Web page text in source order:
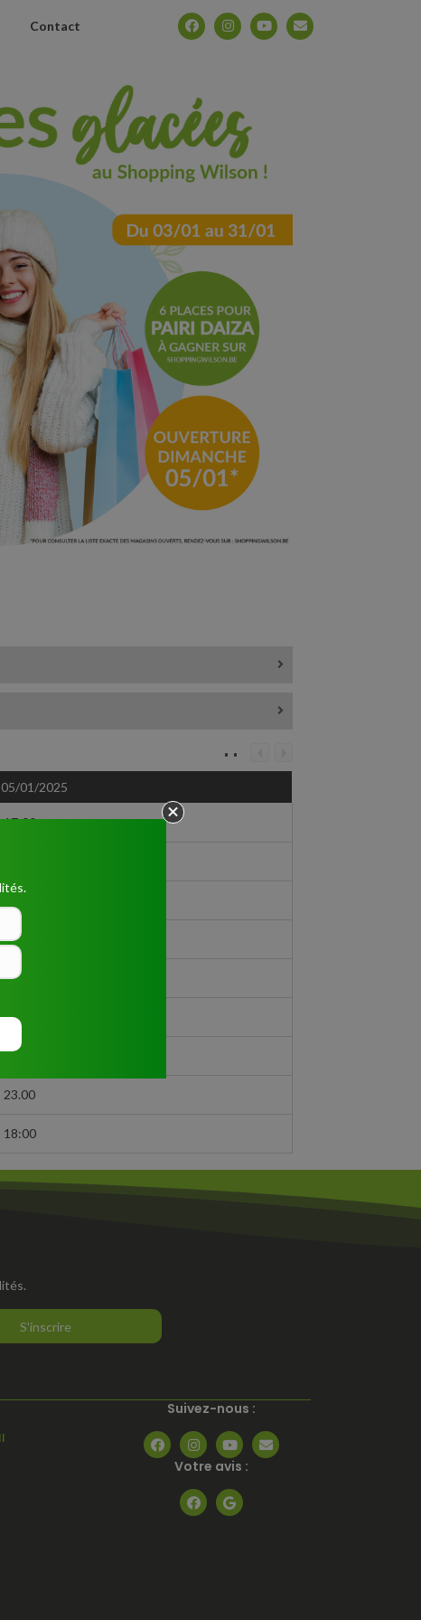
Contact
01/2025
17:00
23.00
18:00
S'inscrire
Suivez-nous :
Votre avis :